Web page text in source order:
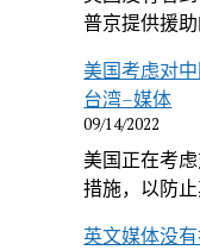
普京提供援
美国考虑对
台湾–媒体
09/14/2022
美国正在考
措施，以防
英文媒体没